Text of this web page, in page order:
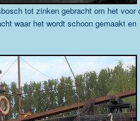
tot zinken gebracht om het voor
waar het wordt schoon gemaakt en